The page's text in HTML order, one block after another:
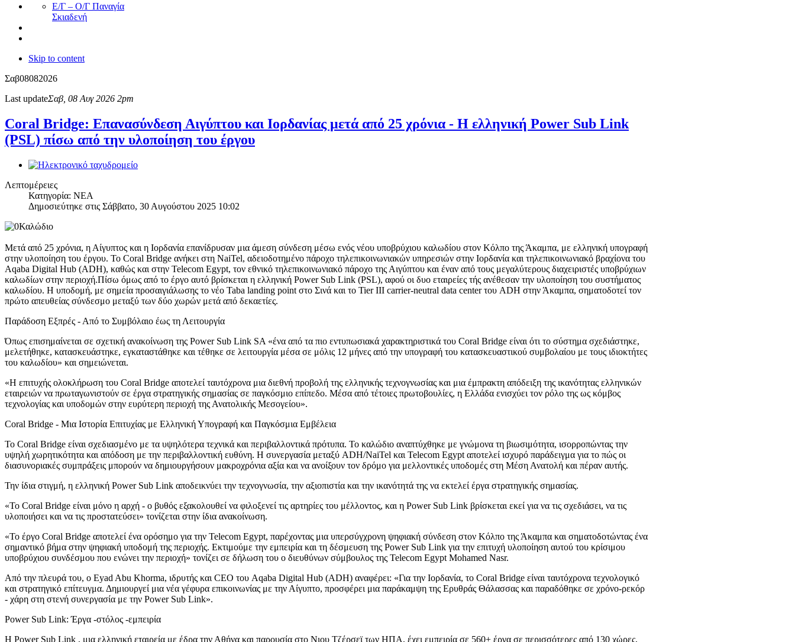
Ε/Γ – Ο/Γ Παναγία
Σκιαδενή
Skip to content
Σαβ08082026
Last updateΣαβ, 08 Αυγ 2026 2pm
Coral Bridge: Επανασύνδεση Αιγύπτου και Ιορδανίας μετά από 25 χρόνια - Η ελληνική Power Sub Link
(PSL) πίσω από την υλοποίηση του έργου
Λεπτομέρειες
Κατηγορία: ΝΕΑ
Δημοσιεύτηκε στις Σάββατο, 30 Αυγούστου 2025 10:02
Μετά από 25 χρόνια, η Αίγυπτος και η Ιορδανία επανίδρυσαν μια άμεση σύνδεση μέσω ενός νέου υποβρύχιου καλωδίου στον Κόλπο της Άκαμπα, με ελληνική υπογραφή
στην υλοποίηση του έργου. Το Coral Bridge ανήκει στη NaiTel, αδειοδοτημένο πάροχο τηλεπικοινωνιακών υπηρεσιών στην Ιορδανία και τηλεπικοινωνιακό βραχίονα του
Aqaba Digital Hub (ADH), καθώς και στην Telecom Egypt, τον εθνικό τηλεπικοινωνιακό πάροχο της Αιγύπτου και έναν από τους μεγαλύτερους διαχειριστές υποβρύχιων
καλωδίων στην περιοχή.Πίσω όμως από το έργο αυτό βρίσκεται η ελληνική Power Sub Link (PSL), αφού οι δυο εταιρείες τής ανέθεσαν την υλοποίηση του συστήματος
καλωδίου. Η υποδομή, με σημεία προσαιγιάλωσης το νέο Taba landing point στο Σινά και το Tier III carrier-neutral data center του ADH στην Άκαμπα, σηματοδοτεί τον
πρώτο απευθείας σύνδεσμο μεταξύ των δύο χωρών μετά από δεκαετίες.
Παράδοση Εξπρές - Από το Συμβόλαιο έως τη Λειτουργία
Όπως επισημαίνεται σε σχετική ανακοίνωση της Power Sub Link SA «ένα από τα πιο εντυπωσιακά χαρακτηριστικά του Coral Bridge είναι ότι το σύστημα σχεδιάστηκε,
μελετήθηκε, κατασκευάστηκε, εγκαταστάθηκε και τέθηκε σε λειτουργία μέσα σε μόλις 12 μήνες από την υπογραφή του κατασκευαστικού συμβολαίου με τους ιδιοκτήτες
του καλωδίου» και σημειώνεται.
«H επιτυχής ολοκλήρωση του Coral Bridge αποτελεί ταυτόχρονα μια διεθνή προβολή της ελληνικής τεχνογνωσίας και μια έμπρακτη απόδειξη της ικανότητας ελληνικών
εταιρειών να πρωταγωνιστούν σε έργα στρατηγικής σημασίας σε παγκόσμιο επίπεδο. Μέσα από τέτοιες πρωτοβουλίες, η Ελλάδα ενισχύει τον ρόλο της ως κόμβος
τεχνολογίας και υποδομών στην ευρύτερη περιοχή της Ανατολικής Μεσογείου».
Coral Bridge - Μια Ιστορία Επιτυχίας με Ελληνική Υπογραφή και Παγκόσμια Εμβέλεια
Το Coral Bridge είναι σχεδιασμένο με τα υψηλότερα τεχνικά και περιβαλλοντικά πρότυπα. Το καλώδιο αναπτύχθηκε με γνώμονα τη βιωσιμότητα, ισορροπώντας την
υψηλή χωρητικότητα και απόδοση με την περιβαλλοντική ευθύνη. Η συνεργασία μεταξύ ADH/NaiTel και Telecom Egypt αποτελεί ισχυρό παράδειγμα για το πώς οι
διασυνοριακές συμπράξεις μπορούν να δημιουργήσουν μακροχρόνια αξία και να ανοίξουν τον δρόμο για μελλοντικές υποδομές στη Μέση Ανατολή και πέραν αυτής.
Την ίδια στιγμή, η ελληνική Power Sub Link αποδεικνύει την τεχνογνωσία, την αξιοπιστία και την ικανότητά της να εκτελεί έργα στρατηγικής σημασίας.
«Το Coral Bridge είναι μόνο η αρχή - ο βυθός εξακολουθεί να φιλοξενεί τις αρτηρίες του μέλλοντος, και η Power Sub Link βρίσκεται εκεί για να τις σχεδιάσει, να τις
υλοποιήσει και να τις προστατεύσει» τονίζεται στην ίδια ανακοίνωση.
«Το έργο Coral Bridge αποτελεί ένα ορόσημο για την Telecom Egypt, παρέχοντας μια υπερσύγχρονη ψηφιακή σύνδεση στον Κόλπο της Άκαμπα και σηματοδοτώντας ένα
σημαντικό βήμα στην ψηφιακή υποδομή της περιοχής. Εκτιμούμε την εμπειρία και τη δέσμευση της Power Sub Link για την επιτυχή υλοποίηση αυτού του κρίσιμου
υποβρύχιου συνδέσμου που ενώνει την περιοχή» τονίζει σε δήλωση του ο διευθύνων σύμβουλος της Telecom Egypt Mohamed Nasr.
Από την πλευρά του, ο Eyad Abu Khorma, ιδρυτής και CEO του Aqaba Digital Hub (ADH) αναφέρει: «Για την Ιορδανία, το Coral Bridge είναι ταυτόχρονα τεχνολογικό
και στρατηγικό επίτευγμα. Δημιουργεί μια νέα γέφυρα επικοινωνίας με την Αίγυπτο, προσφέρει μια παράκαμψη της Ερυθράς Θάλασσας και παραδόθηκε σε χρόνο-ρεκόρ
- χάρη στη στενή συνεργασία με την Power Sub Link».
Power Sub Link: Έργα -στόλος -εμπειρία
Η Power Sub Link , μια ελληνική εταιρεία με έδρα την Αθήνα και παρουσία στο Νιου Τζέρσεϊ των ΗΠΑ, έχει εμπειρία σε 560+ έργα σε περισσότερες από 130 χώρες,